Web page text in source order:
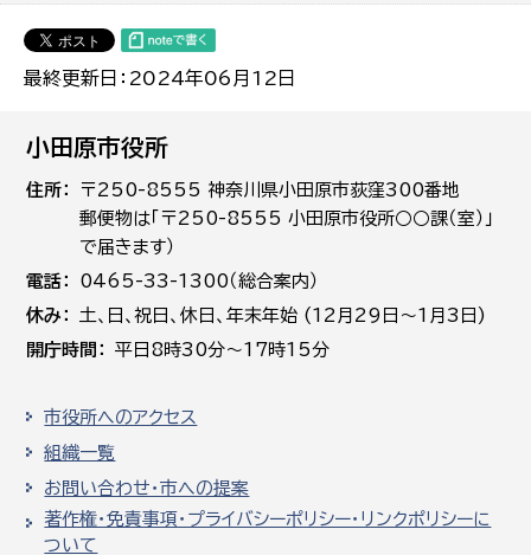
最終更新日：2024年06月12日
小田原市役所
住所
〒250-8555 神奈川県小田原市荻窪300番地
郵便物は「〒250-8555 小田原市役所○○課（室）」
で届きます）
電話
0465-33-1300（総合案内）
休み
土､日､祝日、休日、年末年始 (12月29日～1月3日)
開庁時間
平日8時30分～17時15分
市役所へのアクセス
組織一覧
お問い合わせ・市への提案
著作権・免責事項・プライバシーポリシー・リンクポリシーに
ついて